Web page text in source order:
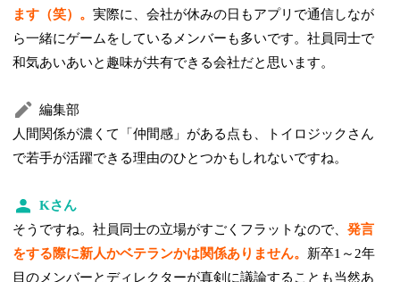
ます（笑）。実際に、会社が休みの日もアプリで通信しなが
ら一緒にゲームをしているメンバーも多いです。社員同士で
和気あいあいと趣味が共有できる会社だと思います。
編集部
人間関係が濃くて「仲間感」がある点も、トイロジックさん
で若手が活躍できる理由のひとつかもしれないですね。
Kさん
そうですね。社員同士の立場がすごくフラットなので、発言
をする際に新人かベテランかは関係ありません。 新卒1～2年
目のメンバーとディレクターが真剣に議論することも当然あ